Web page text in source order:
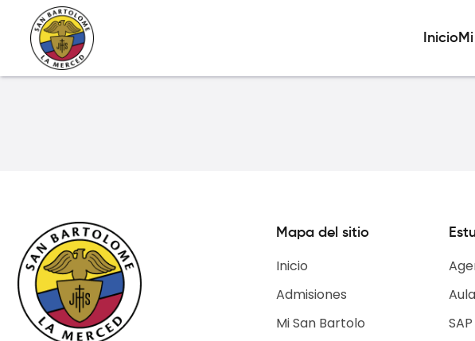
Inicio
Mapa del sitio
Inicio
Admisiones
Mi San Bartolo
SAP